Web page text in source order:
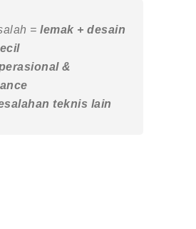
= lemak + desain
&
teknis lain